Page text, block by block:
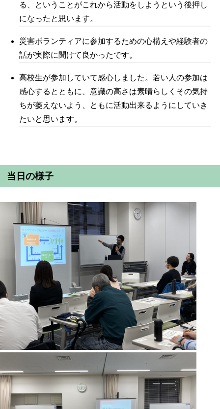
る、ということがこれから活動をしようという後押し
になったと思います。
災害ボランティアに参加するための心構えや経験者の
話が実際に聞けて良かったです。
高校生が参加していて感心しました。若い人の参加は
感心するとともに、意識の高さは素晴らしくその気持
ちが萎えないよう、ともに活動出来るようにしていき
たいと思います。
当日の様子